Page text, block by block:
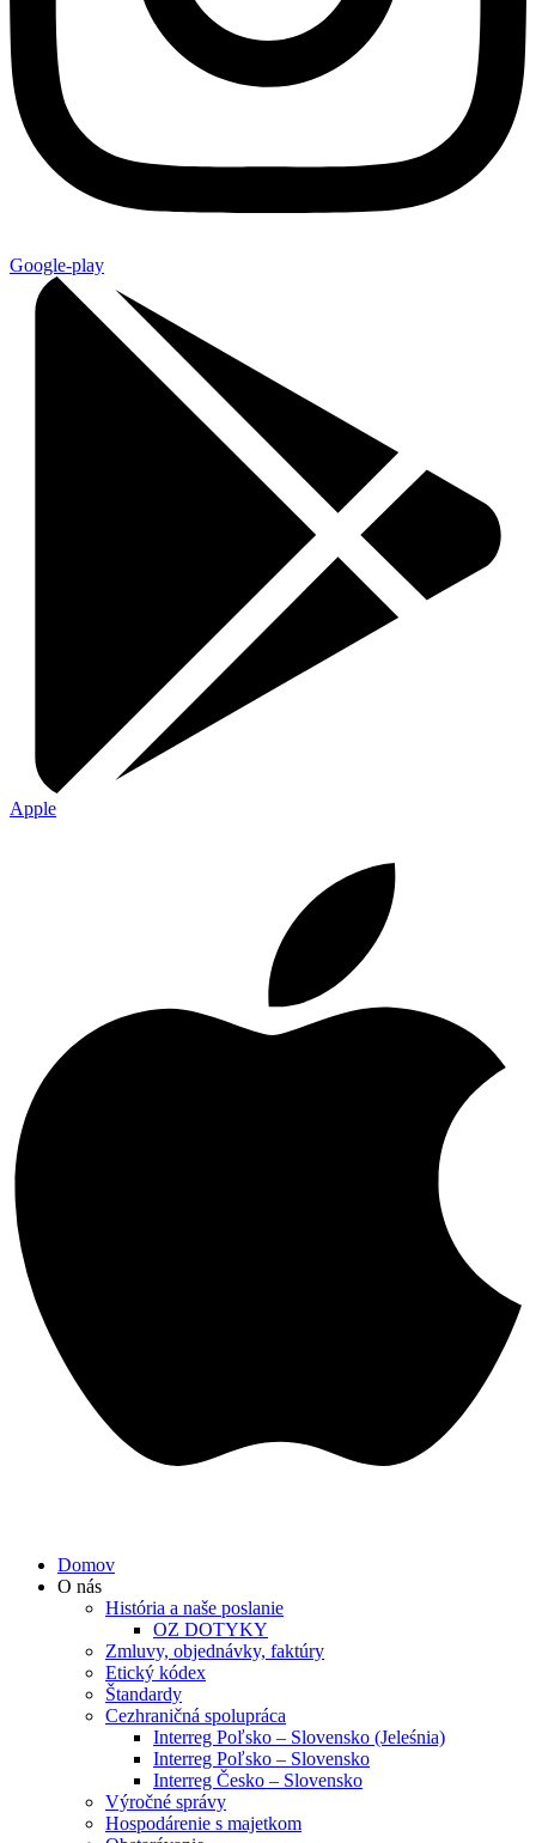
Google-play
Apple
Domov
O nás
História a naše poslanie
OZ DOTYKY
Zmluvy, objednávky, faktúry
Etický kódex
Štandardy
Cezhraničná spolupráca
Interreg Poľsko – Slovensko (Jeleśnia)
Interreg Poľsko – Slovensko
Interreg Česko – Slovensko
Výročné správy
Hospodárenie s majetkom